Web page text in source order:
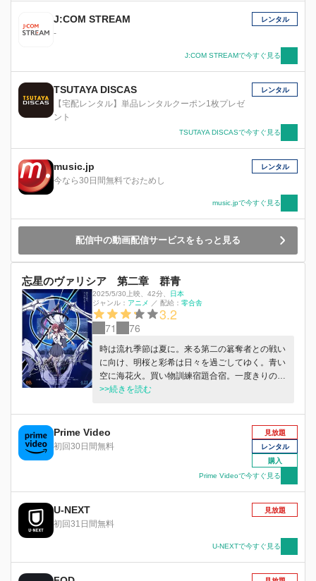
J:COM STREAM
-
レンタル
J:COM STREAMで今すぐ見る
TSUTAYA DISCAS
【宅配レンタル】単品レンタルクーポン1枚プレゼ
ント
レンタル
TSUTAYA DISCASで今すぐ見る
music.jp
今なら30日間無料でおためし
レンタル
music.jpで今すぐ見る
配信中の動画配信サービスをもっと見る
忘星のヴァリシア 第二章 群青
2025/5/30上映 42分
日本
ジャンル： アニメ ／ 配給： 零合舎
3.2
71 76
時は流れ季節は夏に。来る第二の簒奪者との戦い
に向け、明桜と彩希は日々を過ごしてゆく。青い
空に海花火。買い物訓練宿題合宿。一度きりの高
1の夏。変わってゆく日常の中、ついに始まる第
新たな戦いへと臨む。変わり始めた関係も、どう
しようもない現実も、その先にある運命も。繰り
返す日々は幸福で、幸福とは今だった。運命の
先、二人の心が交わる時、第九の巨人は仮面を棄
てる。すべての今を愛するために。もう何一つ零
>>続きを読む
Prime Video
初回30日間無料
見放題
レンタル
購入
Prime Videoで今すぐ見る
U-NEXT
初回31日間無料
見放題
U-NEXTで今すぐ見る